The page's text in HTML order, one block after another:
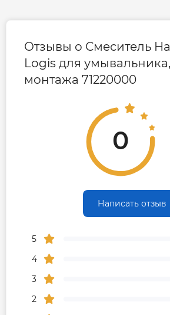
Отзывы о Смеситель
Logis для
монтажа 71220000
0
Написать отзыв
5
4
3
2